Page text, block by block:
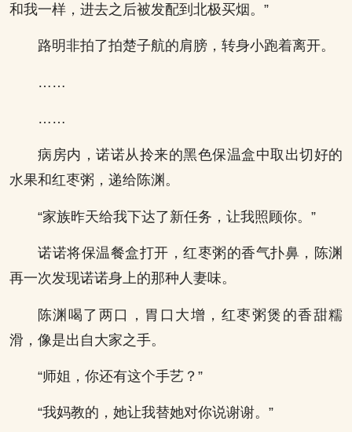
和我一样，进去之后被发配到北极买烟。”
路明非拍了拍楚子航的肩膀，转身小跑着离开。
……
……
病房内，诺诺从拎来的黑色保温盒中取出切好的
水果和红枣粥，递给陈渊。
“家族昨天给我下达了新任务，让我照顾你。”
诺诺将保温餐盒打开，红枣粥的香气扑鼻，陈渊
再一次发现诺诺身上的那种人妻味。
陈渊喝了两口，胃口大增，红枣粥煲的香甜糯
滑，像是出自大家之手。
“师姐，你还有这个手艺？”
“我妈教的，她让我替她对你说谢谢。”